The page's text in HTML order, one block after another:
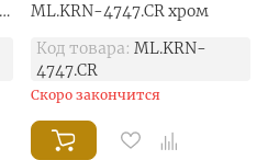
ML.KRN-4747.CR хром
Код товара: ML.KRN-
4747.CR
Скоро закончится